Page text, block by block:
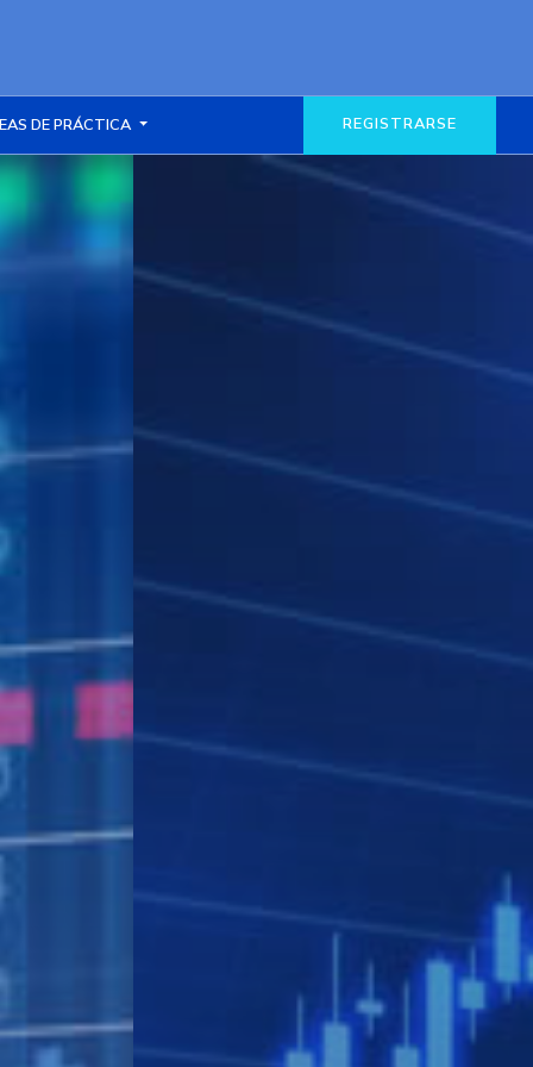
DE PRÁCTICA REGISTRARSE